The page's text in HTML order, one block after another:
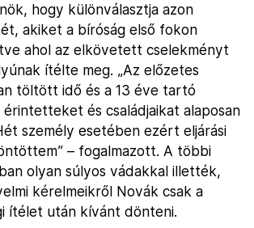
hogy különválasztja azon
akiket a bíróság első fokon
ahol az elkövetett cselekményt
ítélte meg. „Az előzetes
töltött idő és a 13 éve tartó
és családjaikat alaposan
személy esetében ezért eljárási
– fogalmazott. A többi
olyan súlyos vádakkal illették,
kérelmeikről Novák csak a
ítélet után kívánt dönteni.